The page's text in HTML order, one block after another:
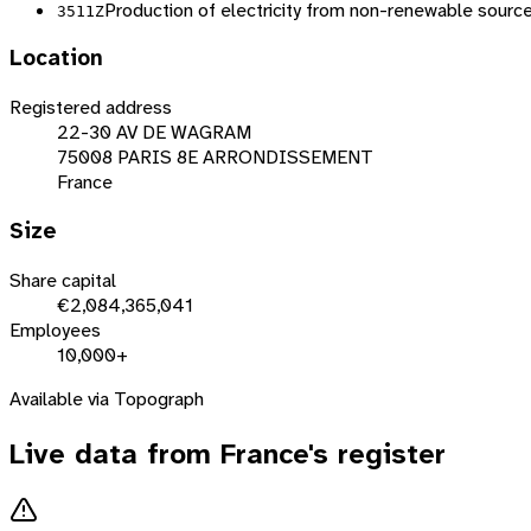
3511ZProduction of electricity from non-renewable
Location
Registered address
22-30 AV DE WAGRAM
75008 PARIS 8E ARRONDISSEMENT
France
Size
Share capital
€2,084,365,041
Employees
10,000+
Available via Topograph
Live data from France's register